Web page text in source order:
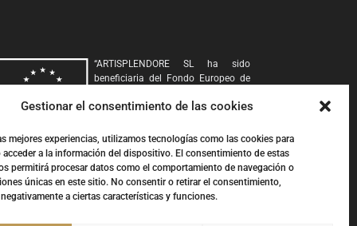
Gestionar el consentimiento de las cookies
mejores experiencias, utilizamos tecnologías como las cookies para
acceder a la información del dispositivo. El consentimiento de estas
permitirá procesar datos como el comportamiento de navegación o
únicas en este sitio. No consentir o retirar el consentimiento,
a ciertas características y funciones.
“ARTISPLENDORE SL
ha sido
beneficiaria del Fondo Europeo de
Potenciar la investigación, el
innovación, y gracias al que ha
y renovado la imagen gráfica, así como
una Cámara 360, para apoyar la creación y la
de empresas innovadoras. 2020-2021. Para
ha contado con el apoyo del Programa InnoCámaras
Regional | Una manera de hacer Europa.